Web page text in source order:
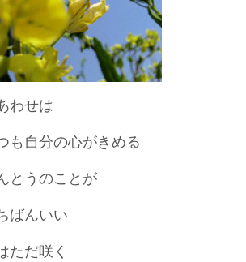
わせは
も自分の心がきめる
とうのことが
ばんいい
ただ咲く